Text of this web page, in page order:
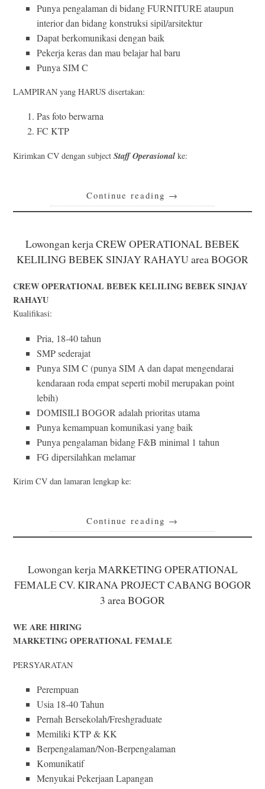
Punya pengalaman di bidang FURNITURE ataupun
interior dan bidang konstruksi sipil/arsitektur
Dapat berkomunikasi dengan baik
Pekerja keras dan mau belajar hal baru
Punya SIM C
LAMPIRAN yang HARUS disertakan:
Pas foto berwarna
FC KTP
Kirimkan CV dengan subjectStaff Operasionalke:
Continue reading →
Lowongan kerja CREW OPERATIONAL BEBEK
KELILING BEBEK SINJAY RAHAYU area BOGOR
CREW OPERATIONAL BEBEK KELILING BEBEK SINJAY
RAHAYU
Kualifikasi:
Pria, 18-40 tahun
SMP sederajat
Punya SIM C (punya SIM A dan dapat mengendarai
kendaraan roda empat seperti mobil merupakan point
lebih)
DOMISILI BOGOR adalah prioritas utama
Punya kemampuan komunikasi yang baik
Punya pengalaman bidang F&B minimal 1 tahun
FG dipersilahkan melamar
Kirim CV dan lamaran lengkap ke:
Continue reading →
Lowongan kerja MARKETING OPERATIONAL
FEMALE CV. KIRANA PROJECT CABANG BOGOR
3 area BOGOR
WE ARE HIRING
MARKETING OPERATIONAL FEMALE
PERSYARATAN
Perempuan
Usia 18-40 Tahun
Pernah Bersekolah/Freshgraduate
Memiliki KTP & KK
Berpengalaman/Non-Berpengalaman
Komunikatif
Menyukai Pekerjaan Lapangan